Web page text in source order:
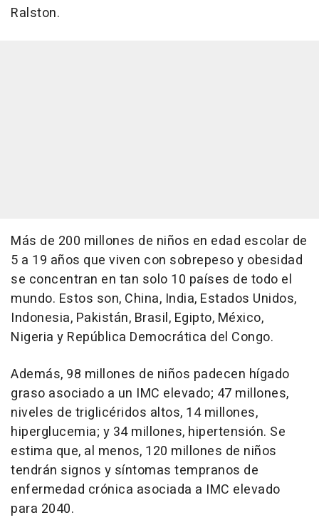
Ralston.
Más de 200 millones de niños en edad escolar de
5 a 19 años que viven con sobrepeso y obesidad
se concentran en tan solo 10 países de todo el
mundo. Estos son, China, India, Estados Unidos,
Indonesia, Pakistán, Brasil, Egipto, México,
Nigeria y República Democrática del Congo.
Además, 98 millones de niños padecen hígado
graso asociado a un IMC elevado; 47 millones,
niveles de triglicéridos altos, 14 millones,
hiperglucemia; y 34 millones, hipertensión. Se
estima que, al menos, 120 millones de niños
tendrán signos y síntomas tempranos de
enfermedad crónica asociada a IMC elevado
para 2040.